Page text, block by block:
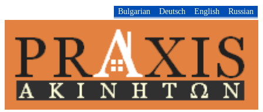
Bulgarian Deutsch English Russian